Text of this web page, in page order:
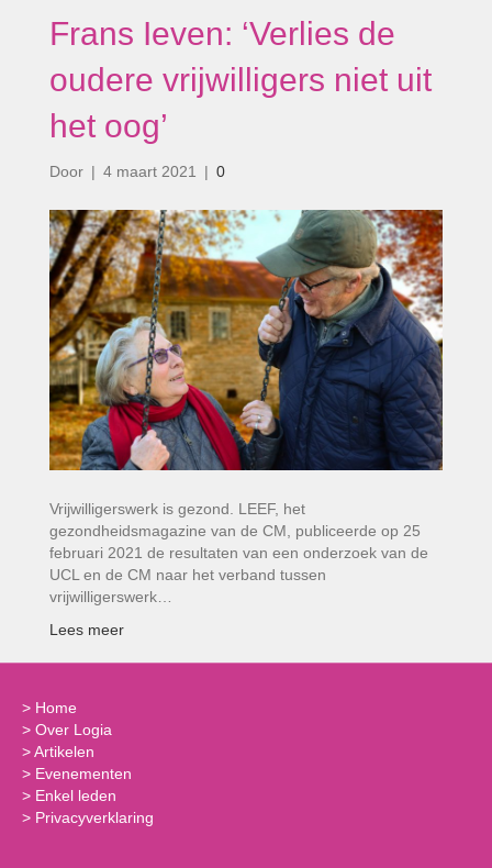
Frans Ieven: ‘Verlies de
oudere vrijwilligers niet uit
het oog’
Door | 4 maart 2021 | 0
Vrijwilligerswerk is gezond. LEEF, het
gezondheidsmagazine van de CM, publiceerde op 25
februari 2021 de resultaten van een onderzoek van de
UCL en de CM naar het verband tussen
vrijwilligerswerk…
Lees meer
> Home
> Over Logia
>Artikelen
> Evenementen
> Enkel leden
> Privacyverklaring